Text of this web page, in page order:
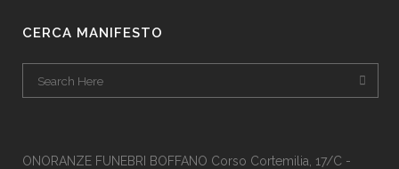
CERCA MANIFESTO
ONORANZE FUNEBRI BOFFANO Corso Cortemilia, 17/C -